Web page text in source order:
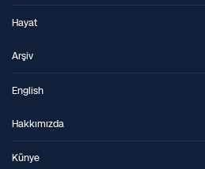
Hayat
Arşiv
English
Hakkımızda
Künye